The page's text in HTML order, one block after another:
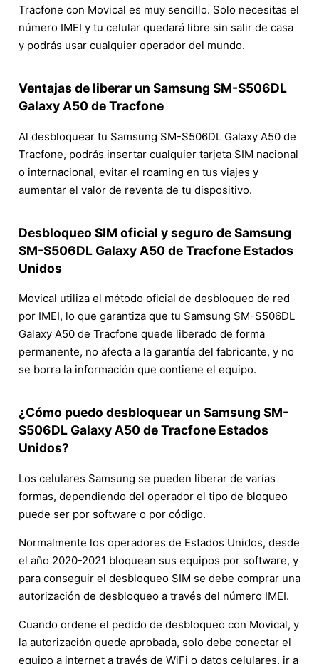
Tracfone con Movical es muy sencillo. Solo necesitas el
número IMEI y tu celular quedará libre sin salir de casa
y podrás usar cualquier operador del mundo.
Ventajas de liberar un Samsung SM-S506DL
Galaxy A50 de Tracfone
Al desbloquear tu Samsung SM-S506DL Galaxy A50 de
Tracfone, podrás insertar cualquier tarjeta SIM nacional
o internacional, evitar el roaming en tus viajes y
aumentar el valor de reventa de tu dispositivo.
Desbloqueo SIM oficial y seguro de Samsung
SM-S506DL Galaxy A50 de Tracfone Estados
Unidos
Movical utiliza el método oficial de desbloqueo de red
por IMEI, lo que garantiza que tu Samsung SM-S506DL
Galaxy A50 de Tracfone quede liberado de forma
permanente, no afecta a la garantía del fabricante, y no
se borra la información que contiene el equipo.
¿Cómo puedo desbloquear un Samsung SM-
S506DL Galaxy A50 de Tracfone Estados
Unidos?
Los celulares Samsung se pueden liberar de varías
formas, dependiendo del operador el tipo de bloqueo
puede ser por software o por código.
Normalmente los operadores de Estados Unidos, desde
el año 2020-2021 bloquean sus equipos por software, y
para conseguir el desbloqueo SIM se debe comprar una
autorización de desbloqueo a través del número IMEI.
Cuando ordene el pedido de desbloqueo con Movical, y
la autorización quede aprobada, solo debe conectar el
equipo a internet a través de WiFi o datos celulares, ir a